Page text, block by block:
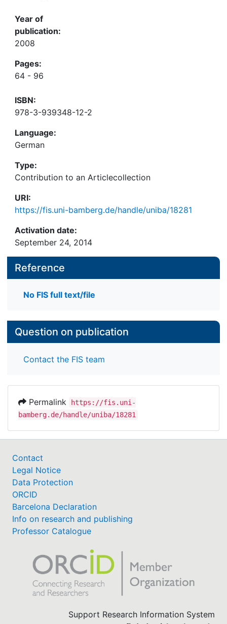
Year of
publication:
2008
Pages:
64 - 96
ISBN:
978-3-939348-12-2
Language:
German
Type:
Contribution to an Articlecollection
URI:
https://fis.uni-bamberg.de/handle/uniba/18281
Activation date:
September 24, 2014
Reference
No FIS full text/file
Question on publication
Contact the FIS team
Permalink
https://fis.uni-
bamberg.de/handle/uniba/18281
Contact
Legal Notice
Data Protection
ORCID
Barcelona Declaration
Info on research and publishing
Professor Catalogue
Support Research Information System